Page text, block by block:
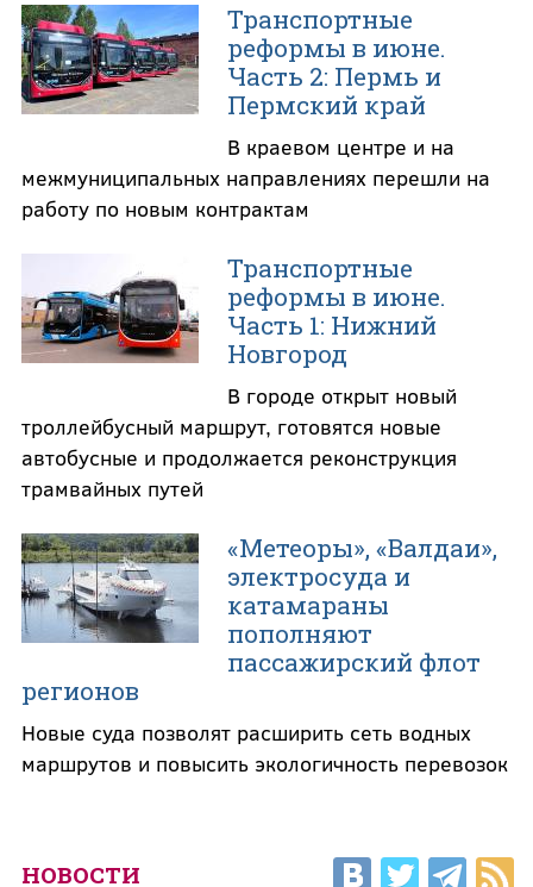
Транспортные
реформы в июне.
Часть 2: Пермь и
Пермский край
В краевом центре и на
межмуниципальных направлениях перешли на
работу по новым контрактам
Транспортные
реформы в июне.
Часть 1: Нижний
Новгород
В городе открыт новый
троллейбусный маршрут, готовятся новые
автобусные и продолжается реконструкция
трамвайных путей
«Метеоры», «Валдаи»,
электросуда и
катамараны
пополняют
пассажирский флот
регионов
Новые суда позволят расширить сеть водных
маршрутов и повысить экологичность перевозок
НОВОСТИ